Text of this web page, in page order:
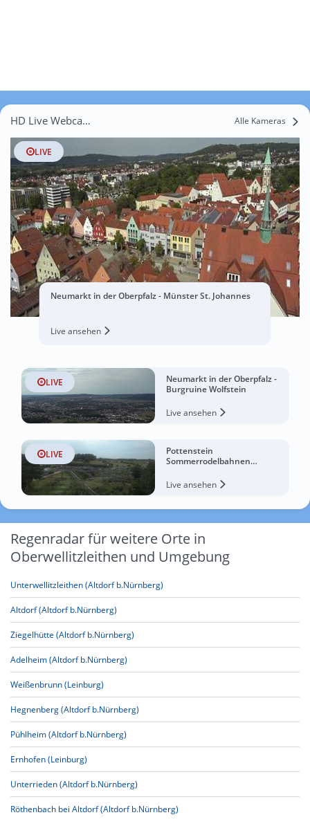
HD Live Webcams Oberwellitzleithen Alle Kameras
LIVE
Neumarkt in der Oberpfalz - Münster St. Johannes
Live ansehen
LIVE
Neumarkt in der Oberpfalz -
Burgruine Wolfstein
Live ansehen
LIVE
Pottenstein
Sommerrodelbahnen
Live ansehen
Regenradar für weitere Orte in
Oberwellitzleithen und Umgebung
Unterwellitzleithen (Altdorf b.Nürnberg)
Altdorf (Altdorf b.Nürnberg)
Ziegelhütte (Altdorf b.Nürnberg)
Adelheim (Altdorf b.Nürnberg)
Weißenbrunn (Leinburg)
Hegnenberg (Altdorf b.Nürnberg)
Pühlheim (Altdorf b.Nürnberg)
Ernhofen (Leinburg)
Unterrieden (Altdorf b.Nürnberg)
Röthenbach bei Altdorf (Altdorf b.Nürnberg)